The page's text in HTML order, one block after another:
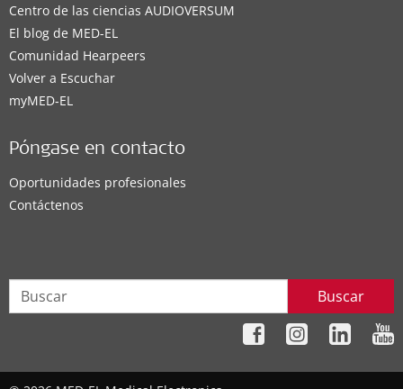
Centro de las ciencias AUDIOVERSUM
El blog de MED-EL
Comunidad Hearpeers
Volver a Escuchar
myMED‑EL
Póngase en contacto
Oportunidades profesionales
Contáctenos
Buscar